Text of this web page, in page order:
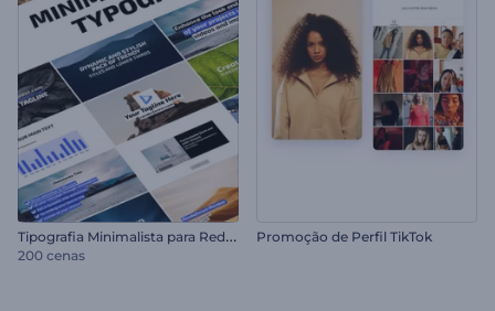
T
ipografia Minimalista para Redes Sociais
200 cenas
Promoção de Perfil TikTok